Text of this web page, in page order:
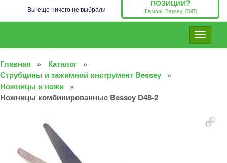
Вы еще ничего не выбрали
ПОЗИЦИИ?
(Festool, Bessey, CMT)
Toggle
Главная
Каталог
Струбцины и зажимной инструмент Bessey
Ножницы и ножи
Ножницы комбинированные Bessey D48-2